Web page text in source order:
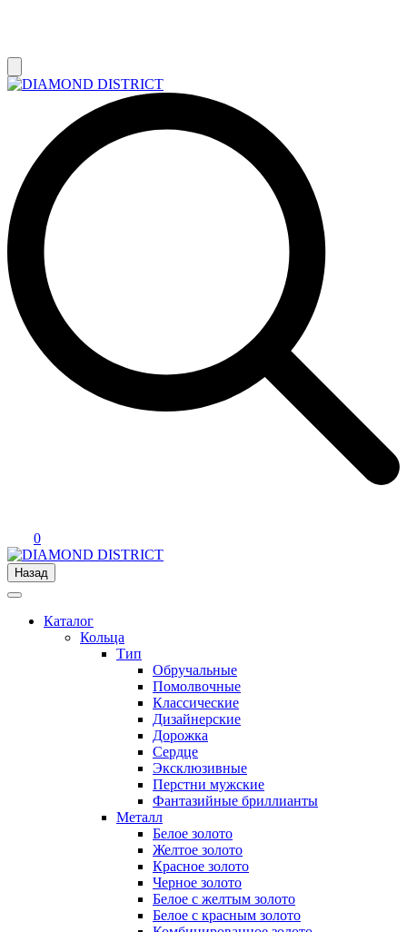
0
Назад
Каталог
Кольца
Тип
Обручальные
Помолвочные
Классические
Дизайнерские
Дорожка
Сердце
Эксклюзивные
Перстни мужские
Фантазийные бриллианты
Металл
Белое золото
Желтое золото
Красное золото
Черное золото
Белое с желтым золото
Белое с красным золото